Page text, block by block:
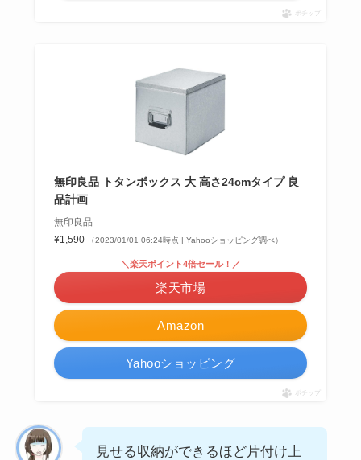
ポチップ
無印良品 トタンボックス 大 高さ24cmタイプ 良
品計画
無印良品
¥1,590
（2023/01/01 06:24時点 | Yahooショッピング調べ）
Amazon
＼楽天ポイント4倍セール！／
楽天市場
Yahooショッピング
ポチップ
見せる収納ができるほど片付け上